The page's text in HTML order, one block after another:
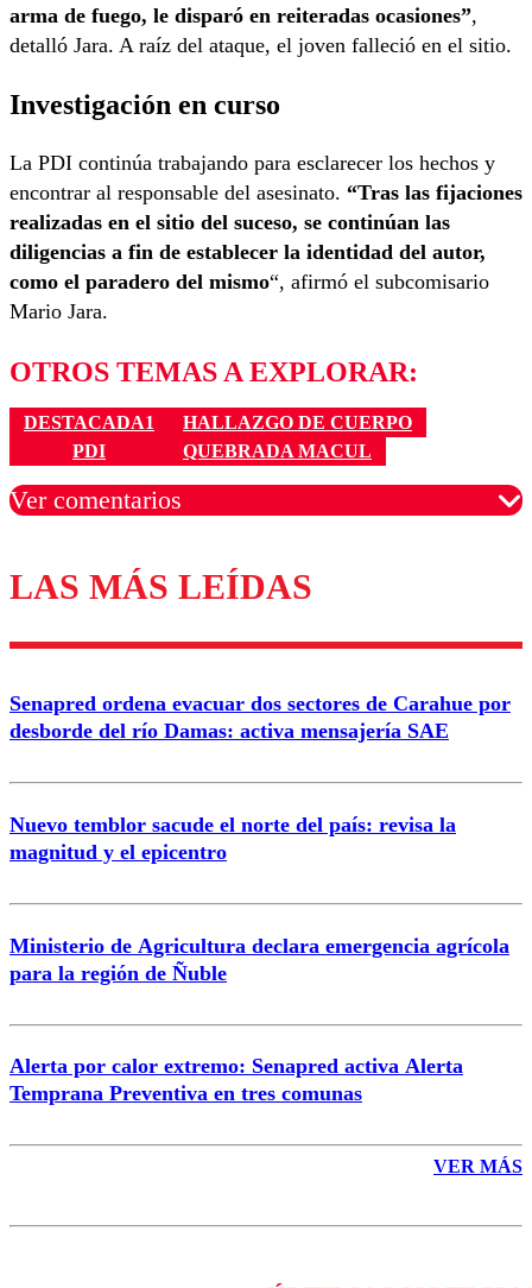
arma de fuego, le disparó en reiteradas ocasiones”,
detalló Jara. A raíz del ataque, el joven falleció en el sitio.
Investigación en curso
La PDI continúa trabajando para esclarecer los hechos y
encontrar al responsable del asesinato. “Tras las fijaciones
realizadas en el sitio del suceso, se continúan las
diligencias a fin de establecer la identidad del autor,
como el paradero del mismo“, afirmó el subcomisario
Mario Jara.
OTROS TEMAS A EXPLORAR:
DESTACADA1
HALLAZGO DE CUERPO
PDI
QUEBRADA MACUL
Ver comentarios
Los comentarios son moderados para garantizar un
diálogo respetuoso.
Correo
LAS MÁS LEÍDAS
Senapred ordena evacuar dos sectores de Carahue por
desborde del río Damas: activa mensajería SAE
Nuevo temblor sacude el norte del país: revisa la
magnitud y el epicentro
Ministerio de Agricultura declara emergencia agrícola
para la región de Ñuble
Alerta por calor extremo: Senapred activa Alerta
Temprana Preventiva en tres comunas
VER MÁS